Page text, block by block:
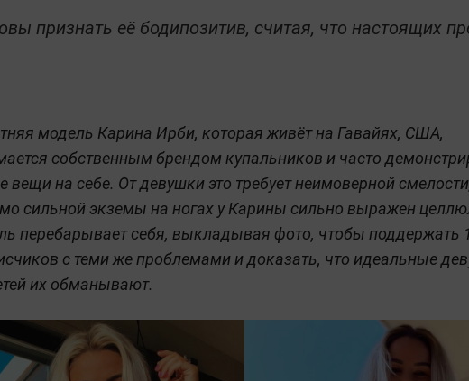
признать её бодипозитив, считая, что настоящих
модель Карина Ирби, которая живёт на Гавайях, США,
собственным брендом купальников и часто
вещи на себе. От девушки это требует неимоверной
сильной экземы на ногах у Карины сильно выражен
перебарывает себя, выкладывая фото, чтобы поддержать
с теми же проблемами и доказать, что идеальные
их обманывают.